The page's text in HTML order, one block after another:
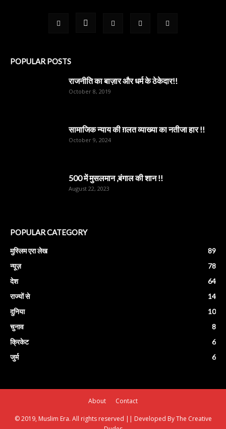
POPULAR POSTS
राजनीति का बाज़ार और धर्म के ठेकेदार!!
October 8, 2019
सामाजिक न्याय की ग़लत व्याख्या का नतीजा हार !!
October 9, 2024
500 में मुसलमान ,बंगाल की शान !!
August 22, 2023
POPULAR CATEGORY
मुस्लिम एरा लेख
89
न्यूज़
78
देश
64
राज्यों से
14
दुनिया
10
चुनाव
8
क्रिकेट
6
जुर्म
6
About Contact
© 2019, Muslim Era. All rights reserved || Developed By The Creative